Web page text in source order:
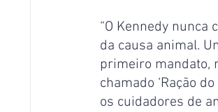
“O Kennedy
da causa animal.
primeiro mandato,
chamado ‘Ração
os cuidadores de